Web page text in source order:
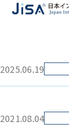
2025.06.19
2021.08.04